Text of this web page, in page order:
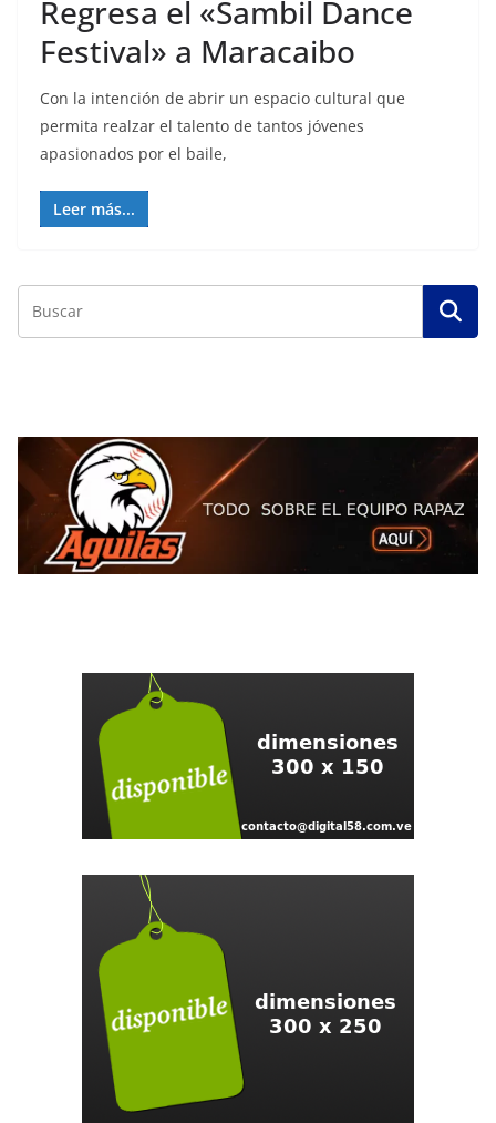
Regresa el «Sambil Dance
Festival» a Maracaibo
Con la intención de abrir un espacio cultural que
permita realzar el talento de tantos jóvenes
apasionados por el baile,
Leer más...